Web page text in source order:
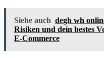
Siehe auch degh wh
Risiken und dein bestes
E‑Commerce